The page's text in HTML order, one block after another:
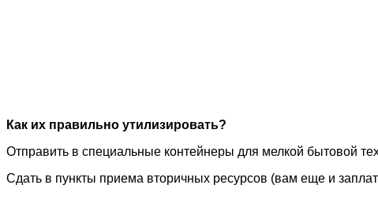
Как их правильно утилизировать?
Отправить в специальные контейнеры для мелкой бытовой
Сдать в пункты приема вторичных ресурсов (вам еще и